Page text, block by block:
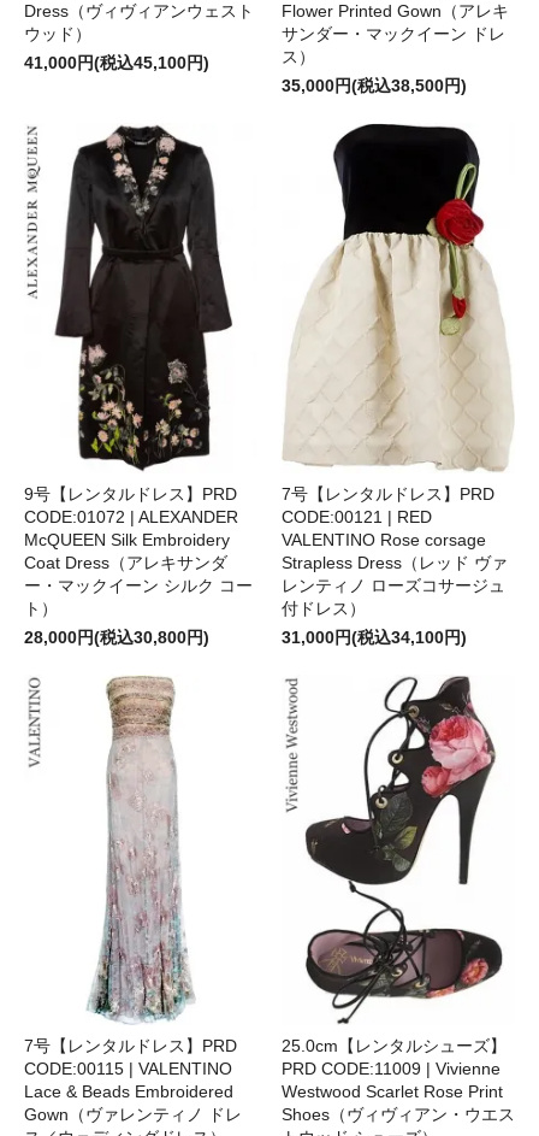
Dress（ヴィヴィアンウェスト
ウッド）
41,000円(税込45,100円)
Flower Printed Gown（アレキ
サンダー・マックイーン ドレ
ス）
35,000円(税込38,500円)
9号【レンタルドレス】PRD
CODE:01072 | ALEXANDER
McQUEEN Silk Embroidery
Coat Dress（アレキサンダ
ー・マックイーン シルク コー
ト）
28,000円(税込30,800円)
7号【レンタルドレス】PRD
CODE:00121 | RED
VALENTINO Rose corsage
Strapless Dress（レッド ヴァ
レンティノ ローズコサージュ
付ドレス）
31,000円(税込34,100円)
7号【レンタルドレス】PRD
CODE:00115 | VALENTINO
Lace & Beads Embroidered
Gown（ヴァレンティノ ドレ
25.0cm【レンタルシューズ】
PRD CODE:11009 | Vivienne
Westwood Scarlet Rose Print
Shoes（ヴィヴィアン・ウエス